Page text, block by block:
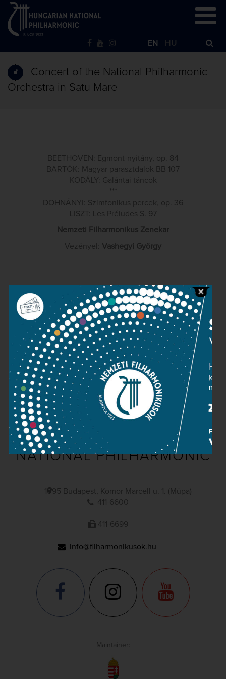
EN HU
Concert of the National Philharmonic
Orchestra in Satu Mare
BEETHOVEN: Egmont-nyitány, op. 84
BARTÓK: Magyar parasztdalok BB 107
KODÁLY: Galántai táncok
***
DOHNÁNYI: Szimfonikus percek, op. 36
LISZT: Les Préludes S. 97
Nemzeti Filharmonikus Zenekar
Vezényel: Vashegyi György
Contact
Public information
Press room
Terms and privacy
Imprint
NATIONAL PHILHARMONIC
1095 Budapest, Komor Marcell u. 1. (Müpa)
411-6600
411-6699
info@filharmonikusok.hu
Maintainer: